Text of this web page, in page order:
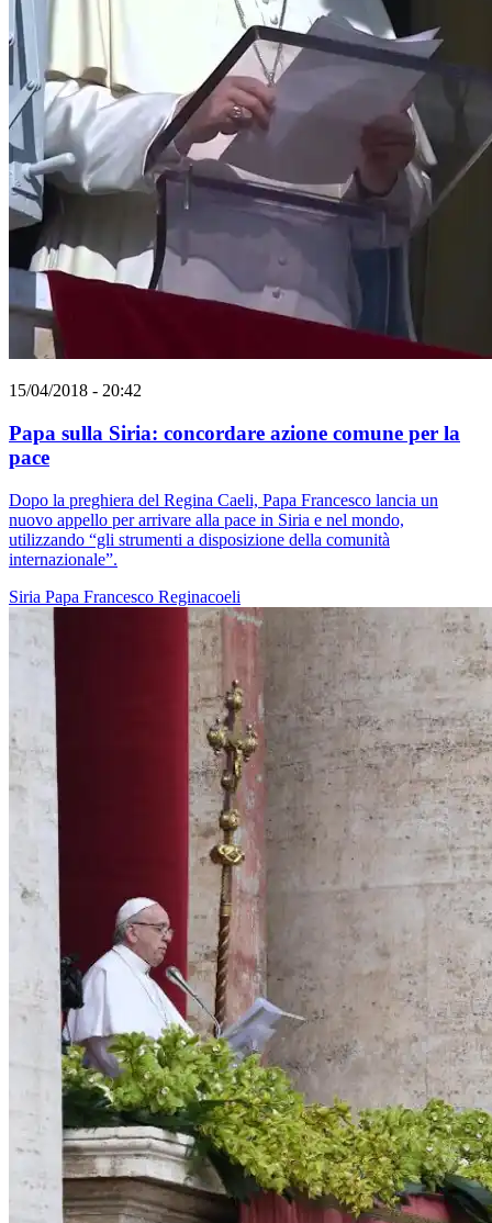
15/04/2018 - 20:42
Papa sulla Siria: concordare azione comune per la
pace
Dopo la preghiera del Regina Caeli, Papa Francesco lancia un
nuovo appello per arrivare alla pace in Siria e nel mondo,
utilizzando “gli strumenti a disposizione della comunità
internazionale”.
Siria Papa Francesco Reginacoeli